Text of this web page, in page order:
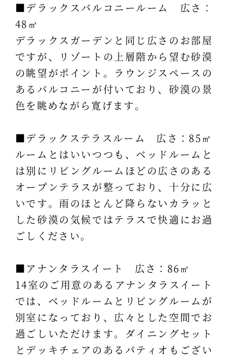
■デラックスバルコニールーム 広さ：
48㎡
デラックスガーデンと同じ広さのお部屋
ですが、リゾートの上層階から望む砂漠
の眺望がポイント。ラウンジスペースの
あるバルコニーが付いており、砂漠の景
色を眺めながら寛げます。
■デラックステラスルーム 広さ：85㎡
ルームとはいいつつも、ベッドルームと
は別にリビングルームほどの広さのある
オープンテラスが整っており、十分に広
いです。雨のほとんど降らないカラッと
した砂漠の気候ではテラスで快適にお過
ごしください。
■アナンタラスイート 広さ：86㎡
14室のご用意のあるアナンタラスイート
では、ベッドルームとリビングルームが
別室になっており、広々とした空間でお
過ごしいただけます。ダイニングセット
とデッキチェアのあるパティオもござい